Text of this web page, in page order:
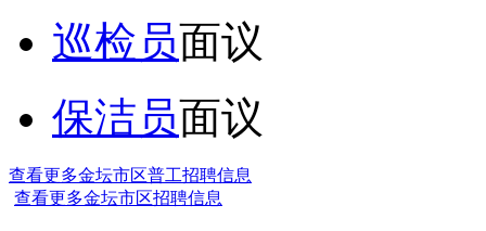
巡检员面议
保洁员面议
查看更多金坛市区普工招聘信息
查看更多金坛市区招聘信息